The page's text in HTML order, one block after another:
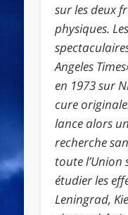
sur les deux
physiques.
Angeles
en 1973 sur
cure
lance alors
recherche
toute l’Union
étudier les
Leningrad,